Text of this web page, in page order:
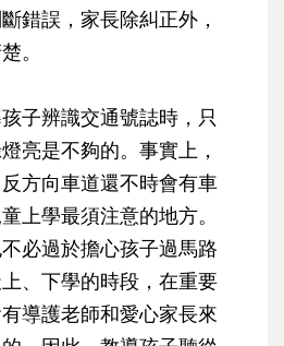
錯誤，家長除糾正外，
。
子辨識交通號誌時，只
亮是不夠的。事實上，
方向車道還不時會有車
上學最須注意的地方。
必過於擔心孩子過馬路
、下學的時段，在重要
導護老師和愛心家長來